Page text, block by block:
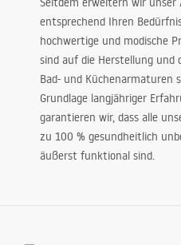
entsprechend Ihren
hochwertige und modische
sind auf die Herstellung und
Bad- und Küchenarmaturen
Grundlage langjähriger
garantieren wir, dass alle
zu 100 % gesundheitlich
äußerst funktional sind.